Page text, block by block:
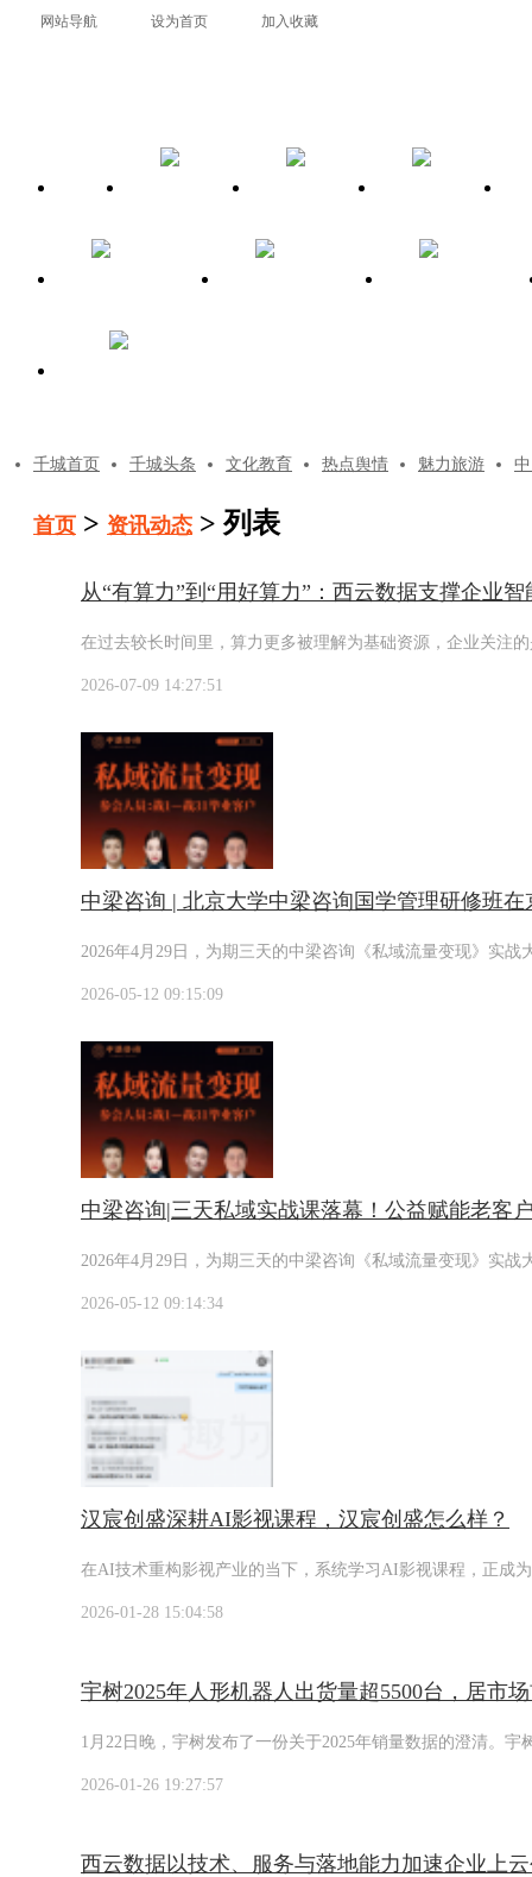
网站导航 设为首页 加入收藏
首页
千城首页 千城头条 文化教育 热点舆情 魅力旅游
首页 > 资讯动态 > 列表
从“有算力”到“用好算力”：西云数据支撑企业
在过去较长时间里，算力更多被理解为基础资源，企业关注
2026-07-09 14:27:51
中梁咨询 | 北京大学中梁咨询国学管理研修班
2026年4月29日，为期三天的中梁咨询《私域流量变现》实
2026-05-12 09:15:09
中梁咨询|三天私域实战课落幕！公益赋能老客
2026年4月29日，为期三天的中梁咨询《私域流量变现》实
2026-05-12 09:14:34
汉宸创盛深耕AI影视课程，汉宸创盛怎么样？
在AI技术重构影视产业的当下，系统学习AI影视课程，正成
2026-01-28 15:04:58
宇树2025年人形机器人出货量超5500台，居市
1月22日晚，宇树发布了一份关于2025年销量数据的澄清。
2026-01-26 19:27:57
西云数据以技术、服务与落地能力加速企业上